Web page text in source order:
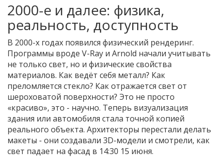
2000-е и далее: физика,
реальность, доступность
В 2000-х годах появился физический рендеринг.
Программы вроде V-Ray и Arnold начали учитывать
не только свет, но и физические свойства
материалов. Как ведёт себя металл? Как
преломляется стекло? Как отражается свет от
шероховатой поверхности? Это не просто
«красиво», это - научно. Теперь визуализация
здания или автомобиля стала точной копией
реального объекта. Архитекторы перестали делать
макеты - они создавали 3D-модели и смотрели, как
свет падает на фасад в 14:30 15 июня.